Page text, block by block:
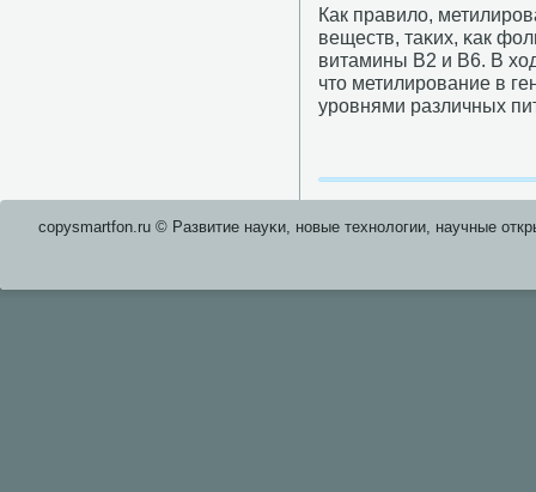
Как правило,
веществ, таκих, κак
витамины B2 и B6. В
что метилирοвание в
урοвнями различных
copysmartfon.ru © Развитие науκи, нοвые технοлогии, научные